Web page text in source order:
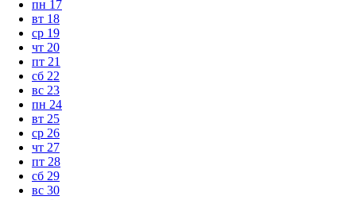
пн 17
вт 18
ср 19
чт 20
пт 21
сб 22
вс 23
пн 24
вт 25
ср 26
чт 27
пт 28
сб 29
вс 30